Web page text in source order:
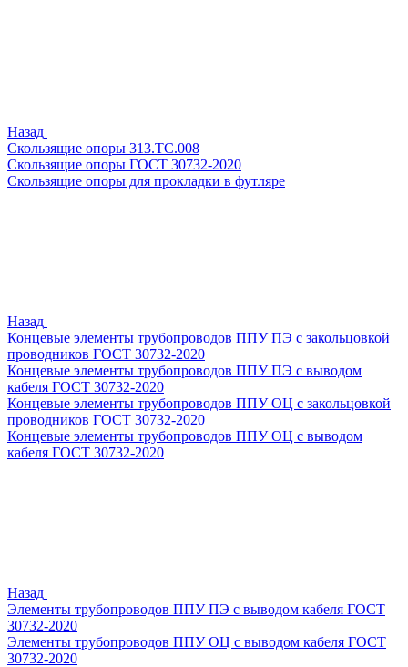
Назад
Скользящие опоры 313.ТС.008
Скользящие опоры ГОСТ 30732-2020
Скользящие опоры для прокладки в футляре
Назад
Концевые элементы трубопроводов ППУ ПЭ с закольцовкой
проводников ГОСТ 30732-2020
Концевые элементы трубопроводов ППУ ПЭ с выводом
кабеля ГОСТ 30732-2020
Концевые элементы трубопроводов ППУ ОЦ с закольцовкой
проводников ГОСТ 30732-2020
Концевые элементы трубопроводов ППУ ОЦ с выводом
кабеля ГОСТ 30732-2020
Назад
Элементы трубопроводов ППУ ПЭ с выводом кабеля ГОСТ
30732-2020
Элементы трубопроводов ППУ ОЦ с выводом кабеля ГОСТ
30732-2020